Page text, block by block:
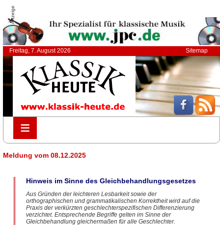
Anzeige
Freitag, 7. August 2026 Sitemap
≡
≡
Meldung vom 08.12.2025
Hinweis im Sinne des Gleichbehandlungsgesetzes
Aus Gründen der leichteren Lesbarkeit sowie der
orthographischen und grammatikalischen Korrektheit wird auf die
Praxis der verkürzten geschlechterspezifischen Differenzierung
verzichtet. Entsprechende Begriffe gelten im Sinne der
Gleichbehandlung gleichermaßen für alle Geschlechter.